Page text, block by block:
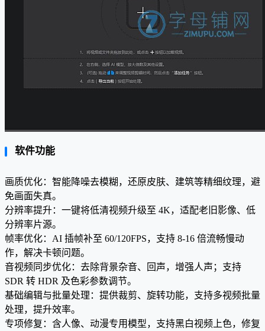
软件功能
画质优化：智能降噪去模糊，还原皮肤、建筑等精细纹理，避
免画面失真。
分辨率提升：一键将低清视频升级至 4K，适配老旧影像、低
分辨率片源。
帧率优化：AI 插帧补至 60/120FPS，支持 8-16 倍流畅慢动
作，解决卡顿问题。
音视频同步优化：去除背景杂音、回声，增强人声；支持
SDR 转 HDR 及色彩参数调节。
基础编辑与批量处理：提供裁剪、旋转功能，支持多视频批量
处理，提升效率。
专项修复：含人像、动漫专用模型，支持黑白视频上色，修复